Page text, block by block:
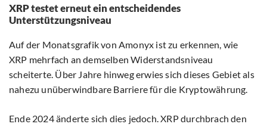
XRP testet erneut ein entscheidendes
Unterstützungsniveau
Auf der Monatsgrafik von Amonyx ist zu erkennen, wie
XRP mehrfach an demselben Widerstandsniveau
scheiterte. Über Jahre hinweg erwies sich dieses Gebiet als
nahezu unüberwindbare Barriere für die Kryptowährung.
Ende 2024 änderte sich dies jedoch. XRP durchbrach den